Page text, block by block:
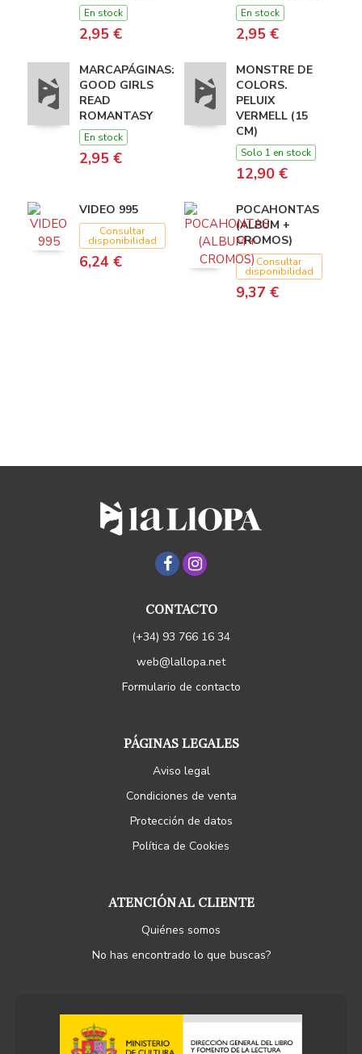
En stock
2,95 €
En stock
2,95 €
MARCAPÁGINAS:
GOOD GIRLS
READ
ROMANTASY
En stock
2,95 €
MONSTRE DE
COLORS.
PELUIX
VERMELL (15
CM)
Solo 1 en stock
12,90 €
VIDEO 995
Consultar
disponibilidad
6,24 €
POCAHONTAS
(ALBUM +
CROMOS)
Consultar
disponibilidad
9,37 €
CONTACTO
(+34) 93 766 16 34
web@lallopa.net
Formulario de contacto
PÁGINAS LEGALES
Aviso legal
Condiciones de venta
Protección de datos
Política de Cookies
ATENCIÓN AL CLIENTE
Quiénes somos
No has encontrado lo que buscas?